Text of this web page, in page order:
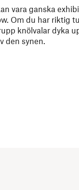
vara ganska
Om du har riktig
knölvalar dyka
den synen.